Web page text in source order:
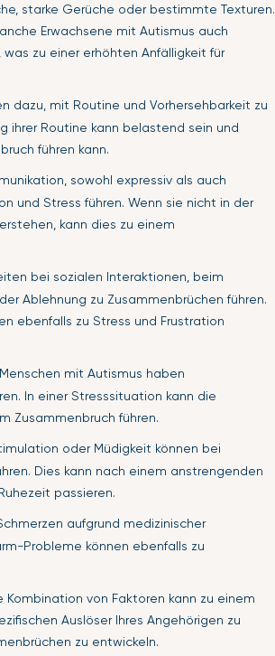
starke Gerüche oder bestimmte Texturen.
Erwachsene mit Autismus auch
zu einer erhöhten Anfälligkeit für
dazu, mit Routine und Vorhersehbarkeit zu
ihrer Routine kann belastend sein und
führen kann.
sowohl expressiv als auch
und Stress führen. Wenn sie nicht in der
kann dies zu einem
bei sozialen Interaktionen, beim
Ablehnung zu Zusammenbrüchen führen.
ebenfalls zu Stress und Frustration
mit Autismus haben
In einer Stresssituation kann die
Zusammenbruch führen.
oder Müdigkeit können bei
Dies kann nach einem anstrengenden
passieren.
aufgrund medizinischer
Probleme können ebenfalls zu
Kombination von Faktoren kann zu einem
Auslöser Ihres Angehörigen zu
zu entwickeln.